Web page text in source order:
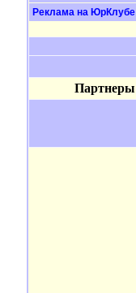
Реклама на ЮрКлубе
Партнеры